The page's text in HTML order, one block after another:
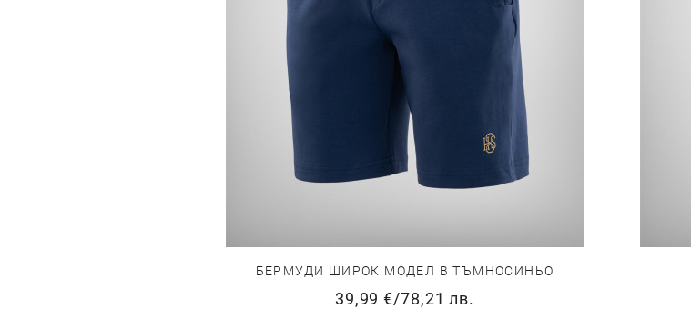
БЕРМУДИ ШИРОК МОДЕЛ В ТЪМНОСИНЬО
39,99 €/78,21 лв.